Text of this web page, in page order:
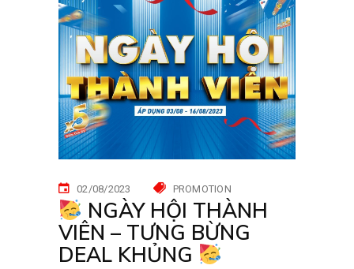
02/08/2023 PROMOTION
NGÀY HỘI THÀNH
VIÊN – TƯNG BỪNG
DEAL KHỦNG